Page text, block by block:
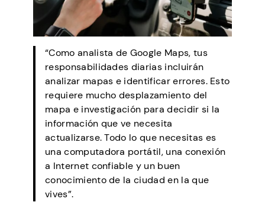
“Como analista de Google Maps, tus
responsabilidades diarias incluirán
analizar mapas e identificar errores. Esto
requiere mucho desplazamiento del
mapa e investigación para decidir si la
información que ve necesita
actualizarse. Todo lo que necesitas es
una computadora portátil, una conexión
a Internet confiable y un buen
conocimiento de la ciudad en la que
vives”.